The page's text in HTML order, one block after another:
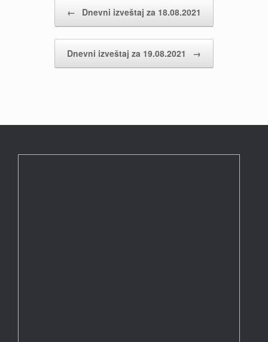
← Dnevni izveštaj za 18.08.2021
Dnevni izveštaj za 19.08.2021 →